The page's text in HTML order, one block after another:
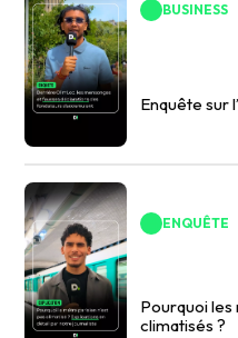
BUSINESS
Enquête sur
ENQUÊTE
Pourquoi les
climatisés ?